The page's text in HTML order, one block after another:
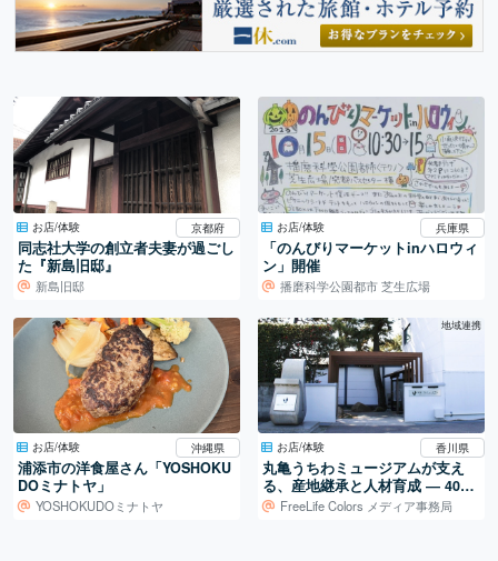
お店/体験 京都府
同志社大学の創立者夫妻が過ごし
た『新島旧邸』
新島旧邸
お店/体験 兵庫県
「のんびりマーケットinハロウィ
ン」開催
播磨科学公園都市 芝生広場
お店/体験 沖縄県
浦添市の洋食屋さん「YOSHOKU
DOミナトヤ」
YOSHOKUDOミナトヤ
地域連携
お店/体験 香川県
丸亀うちわミュージアムが支え
る、産地継承と人材育成 ― 400
年続く地場産業を、次の世代へ
FreeLife Colors メディア事務局